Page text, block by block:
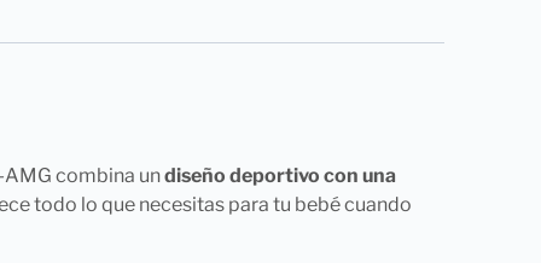
combina undiseño deportivo con una
todo lo que necesitas para tu bebé cuando